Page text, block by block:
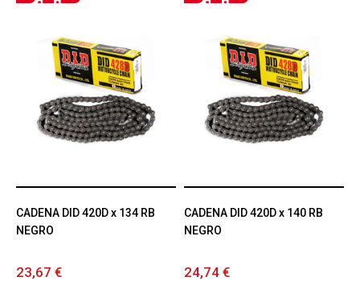
CADENA DID 420D x 134 RB
NEGRO
23,67 €
CADENA DID 420D x 140 RB
NEGRO
24,74 €